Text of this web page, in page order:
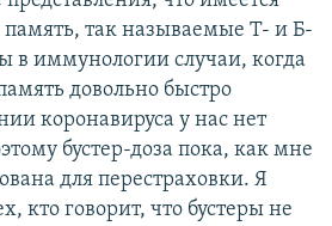
так называемые Т- и Б-
в иммунологии случаи, когда
довольно быстро
коронавируса у нас нет
бустер-доза пока, как мне
для перестраховки. Я
кто говорит, что бустеры не